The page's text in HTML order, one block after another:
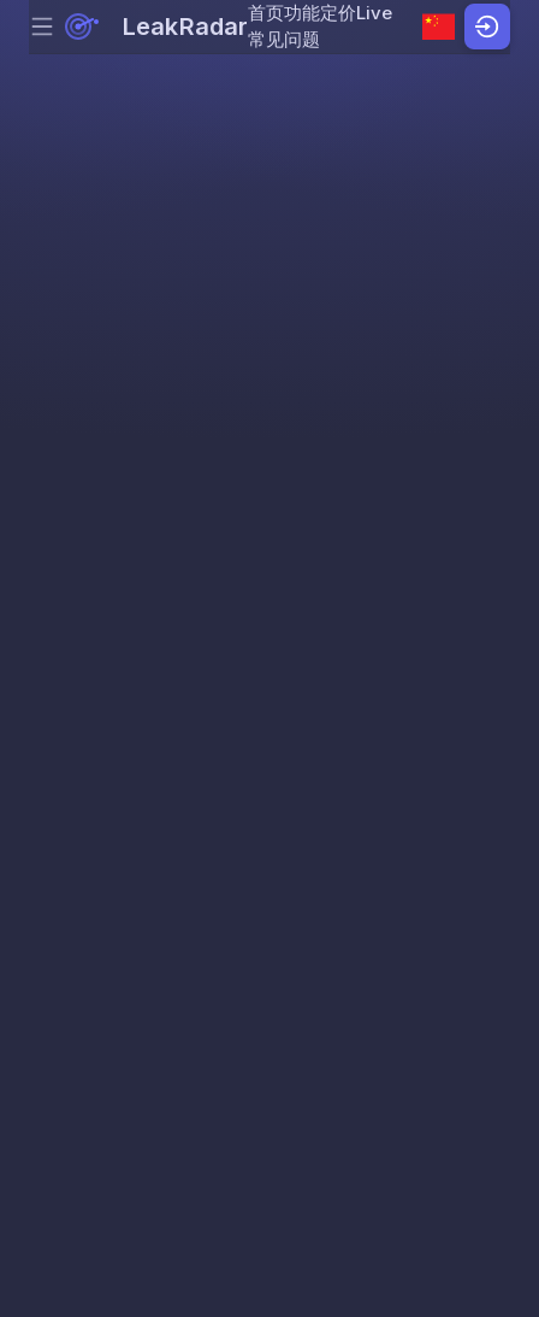
Skip to content
Menu LeakRadar首页功能定价Live
常见问题